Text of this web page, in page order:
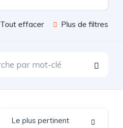
Tout effacer Plus de filtres
Le plus pertinent